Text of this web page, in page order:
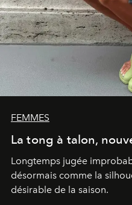
FEMMES
La tong à talon,
Longtemps jugée
désormais comme la
désirable de la saison.